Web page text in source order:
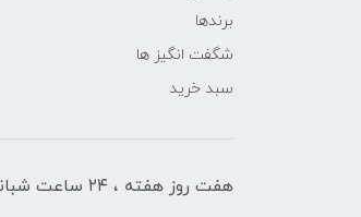
برندها
شگفت انگیز ها
سبد خرید
هفت روز هفته ، ۲۴ ساعت شبانه‌روز پاسخگوی شما هستیم